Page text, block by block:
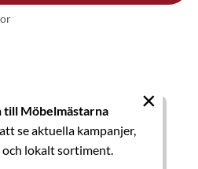
till Möbelmästarna
se aktuella kampanjer,
lokalt sortiment.
×